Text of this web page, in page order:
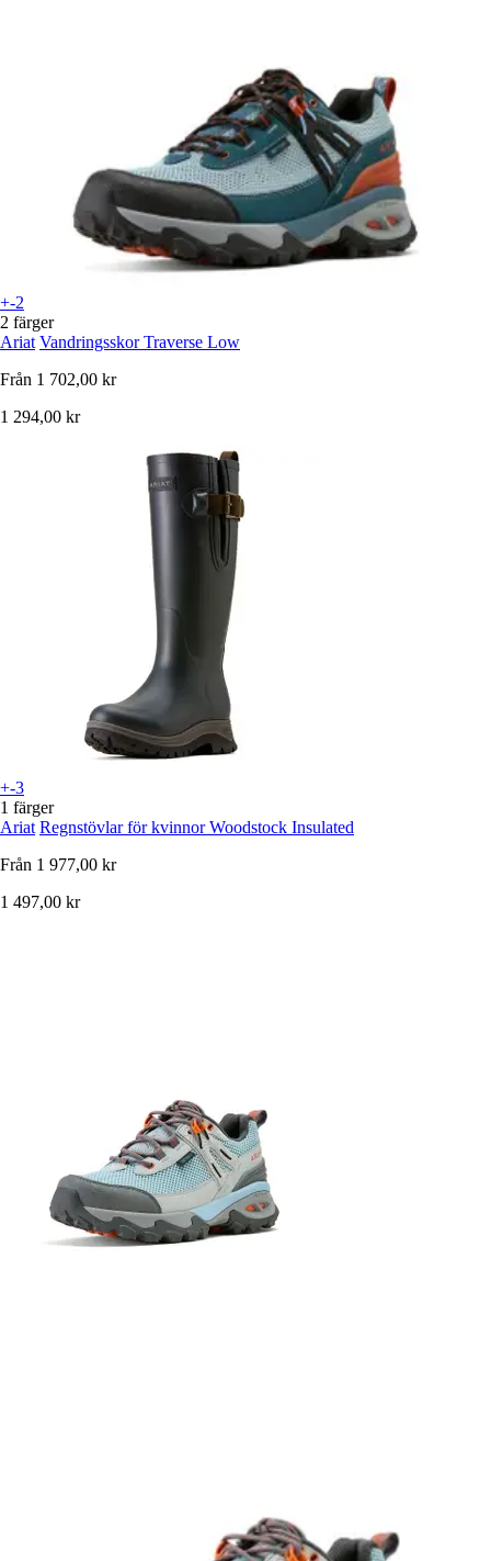
+-2
2 färger
Ariat Vandringsskor Traverse Low
Från 1 702,00 kr
1 294,00 kr
+-3
1 färger
Ariat Regnstövlar för kvinnor Woodstock Insulated
Från 1 977,00 kr
1 497,00 kr